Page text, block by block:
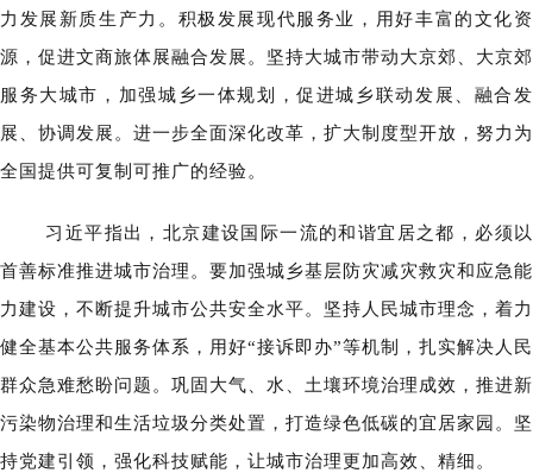
力发展新质生产力。积极发展现代服务业，用好丰富的文化资
源，促进文商旅体展融合发展。坚持大城市带动大京郊、大京郊
服务大城市，加强城乡一体规划，促进城乡联动发展、融合发
展、协调发展。进一步全面深化改革，扩大制度型开放，努力为
全国提供可复制可推广的经验。
习近平指出，北京建设国际一流的和谐宜居之都，必须以
首善标准推进城市治理。要加强城乡基层防灾减灾救灾和应急能
力建设，不断提升城市公共安全水平。坚持人民城市理念，着力
健全基本公共服务体系，用好“接诉即办”等机制，扎实解决人民
群众急难愁盼问题。巩固大气、水、土壤环境治理成效，推进新
污染物治理和生活垃圾分类处置，打造绿色低碳的宜居家园。坚
持党建引领，强化科技赋能，让城市治理更加高效、精细。